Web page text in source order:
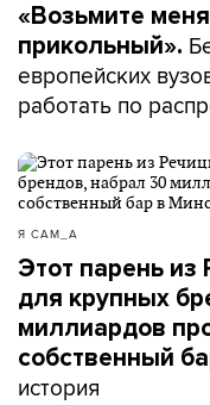
«Возьмите
прикольный».
европейских
работать по
Я САМ_А
Этот парень
для крупных
миллиардов
собственный
история